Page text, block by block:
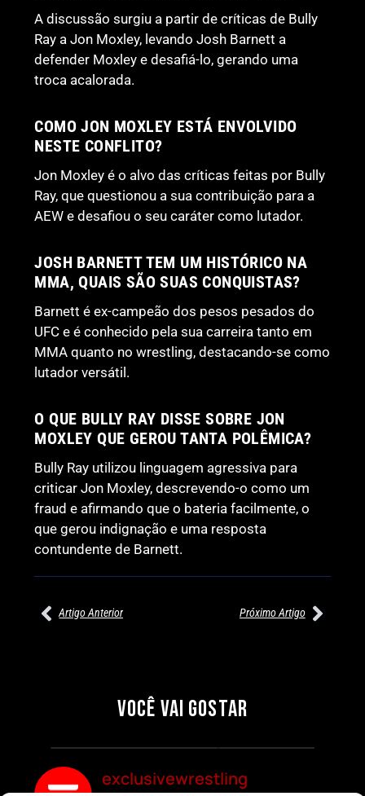
A discussão surgiu a partir de críticas de Bully
Ray a Jon Moxley, levando Josh Barnett a
defender Moxley e desafiá-lo, gerando uma
troca acalorada.
COMO JON MOXLEY ESTÁ ENVOLVIDO
NESTE CONFLITO?
Jon Moxley é o alvo das críticas feitas por Bully
Ray, que questionou a sua contribuição para a
AEW e desafiou o seu caráter como lutador.
JOSH BARNETT TEM UM HISTÓRICO NA
MMA, QUAIS SÃO SUAS CONQUISTAS?
Barnett é ex-campeão dos pesos pesados do
UFC e é conhecido pela sua carreira tanto em
MMA quanto no wrestling, destacando-se como
lutador versátil.
O QUE BULLY RAY DISSE SOBRE JON
MOXLEY QUE GEROU TANTA POLÊMICA?
Bully Ray utilizou linguagem agressiva para
criticar Jon Moxley, descrevendo-o como um
fraud e afirmando que o bateria facilmente, o
que gerou indignação e uma resposta
contundente de Barnett.
Artigo Anterior Próximo Artigo
VOCÊ VAI GOSTAR
SEGMENTOS A NÃO PERDER
Por exclusivewrestling
MUNDIAL FEMININO NA AEW
REDEMPTION
Por exclusivewrestling
exclusivewrestling